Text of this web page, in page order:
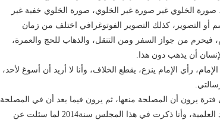
صورة الخلوي غير صورة غير الخلوي، صورة الخلوي خفية غير
التصوير، كذلك التصوير الفوتوغرافي اختلف من زمان
فيحرم من جواز السفر ومن التنقل، والذهاب للحج والعمرة،
أن يذهب دون هذا.
رأي اﻹمام ينزع، يقطع الخلاف، وأنا لا أريد أن أسوغ لأحد،
فترة يرون أن المصلحة منعها، ثم يرون فيما بعد أن في المصلحة
عدم منعها، وهذا لا يخل بديانة، وهذا أمر ترتضيه القواعد العلمية، وأنا ذكرت في هذا المجلس سنة2014 لما سئلت عن